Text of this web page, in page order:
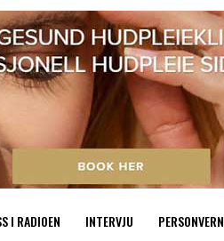
I RADIOEN INTERVJU PERSONVERN